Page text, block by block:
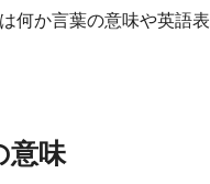
何か言葉の意味や英語
意味